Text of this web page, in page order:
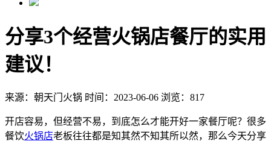
分享3个经营火锅店餐厅的实用
建议！
来源：朝天门火锅 时间：2023-06-06 浏览：817
开店容易，但经营不易，到底怎么才能开好一家餐厅呢？很多
餐饮火锅店老板往往都是知其然不知其所以然，那么今天分享